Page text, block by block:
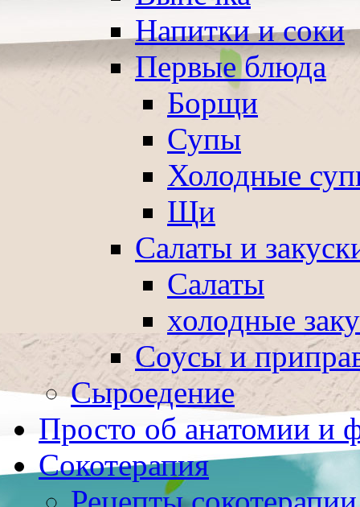
Напитки и соки
Первые блюда
Борщи
Супы
Холодные
Щи
Салаты и
Салаты
холодные
Соусы и
Сыроедение
Просто об анатомии и
Сокотерапия